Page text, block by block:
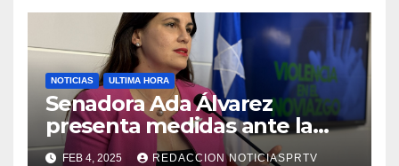
NOTICIAS ULTIMA HORA
Senadora Ada Álvarez
presenta medidas ante la
violencia en el noviazgo
FEB 4, 2025 REDACCION NOTICIASPRTV